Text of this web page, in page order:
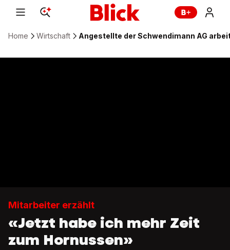
Home Wirtschaft Angestellte der Schwendimann AG
Mitarbeiter erzählt
«Jetzt habe ich mehr Zeit
zum Hornussen»